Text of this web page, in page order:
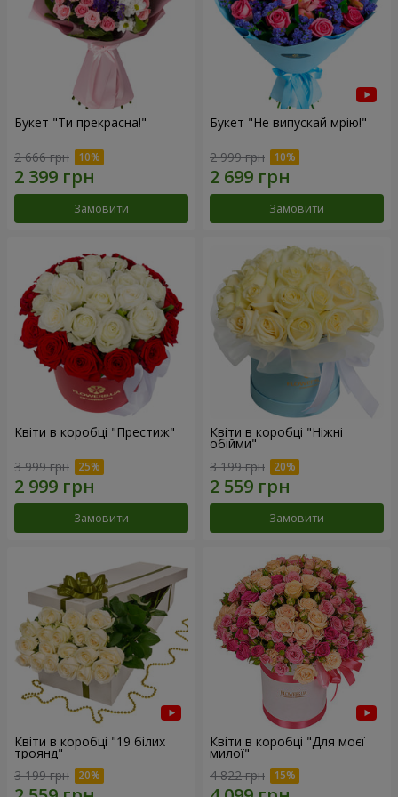
Букет "Ти прекрасна!"
2 666 грн
Замовити
Букет "Не випускай мрію!"
2 999 грн
Замовити
Квіти в коробці "Престиж"
3 999 грн
Замовити
Квіти в коробці "Ніжні
обійми"
3 199 грн
Замовити
Квіти в коробці "19 білих
троянд"
3 199 грн
Квіти в коробці "Для моєї
милої"
4 822 грн